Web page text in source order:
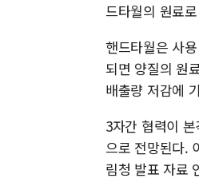
드타월의 원료
핸드타월은 사
되면 양질의 원
배출량 저감에
3자간 협력이
으로 전망된다.
림청 발표 자료